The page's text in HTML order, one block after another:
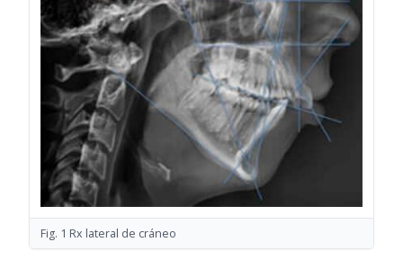
Fig. 1 Rx lateral de cráneo